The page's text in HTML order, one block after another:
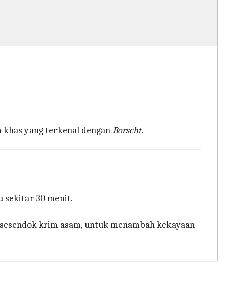
yang terkenal denganBorscht.
sekitar 30 menit.
krim asam, untuk menambah kekayaan